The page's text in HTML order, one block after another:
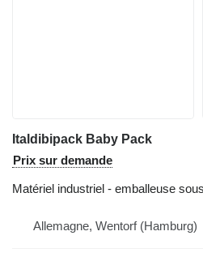
Italdibipack Baby Pack
Prix sur demande
Matériel industriel - emballeuse
Allemagne, Wentorf (Hamburg)